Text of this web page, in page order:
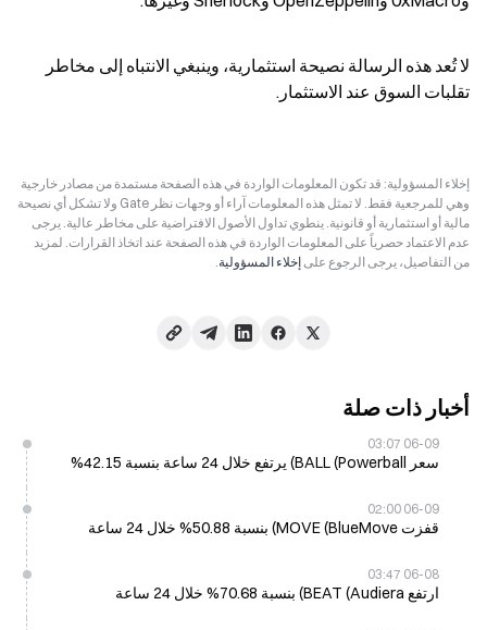
تقلبات السوق عند الاستثمار.
إخلاء المسؤولية: قد تكون المعلومات الواردة في هذه الصفحة مستمدة من مصادر خارجية
وهي للمرجعية فقط. لا تمثل هذه المعلومات آراء أو وجهات نظر Gate ولا تشكل أي نصيحة
مالية أو استثمارية أو قانونية. ينطوي تداول الأصول الافتراضية على مخاطر عالية. يرجى
عدم الاعتماد حصرياً على المعلومات الواردة في هذه الصفحة عند اتخاذ القرارات. لمزيد
من التفاصيل، يرجى الرجوع على إخلاء المسؤولية.
أخبار ذات صلة
06-09 03:07
سعر BALL (Powerball) يرتفع خلال 24 ساعة بنسبة 42.15%
06-09 02:00
قفزت MOVE (BlueMove) بنسبة 50.88% خلال 24 ساعة
06-08 03:47
ارتفع BEAT (Audiera) بنسبة 70.68% خلال 24 ساعة